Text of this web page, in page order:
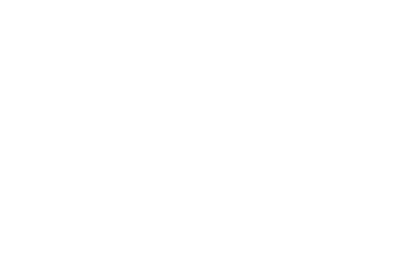
供させていただ
き作成されるも
をご了承くださ
御機器販売店・
です。
ありません。
です。
ず変更すること
1000ppm以下、
) : 1000ppm、
、
貨物等」とい
可)を取得する
要な手段を講じ
これらの製造装